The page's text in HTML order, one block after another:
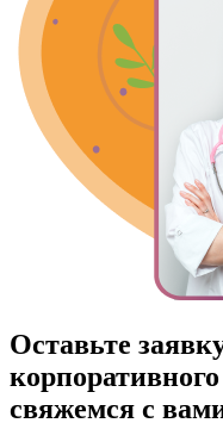
Оставьте
свяжемся с